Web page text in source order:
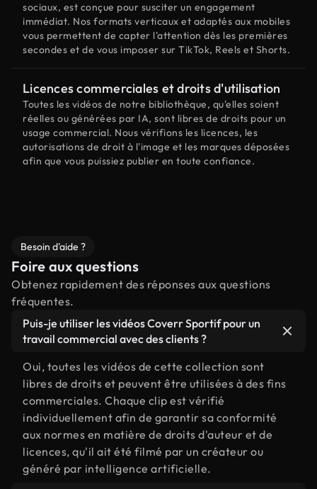
sociaux, est conçue pour susciter un engagement
immédiat. Nos formats verticaux et adaptés aux mobiles
vous permettent de capter l'attention dès les premières
secondes et de vous imposer sur TikTok, Reels et Shorts.
Licences commerciales et droits d'utilisation
Toutes les vidéos de notre bibliothèque, qu'elles soient
réelles ou générées par IA, sont libres de droits pour un
usage commercial. Nous vérifions les licences, les
autorisations de droit à l'image et les marques déposées
afin que vous puissiez publier en toute confiance.
Besoin d'aide ?
Foire aux questions
Obtenez rapidement des réponses aux questions
fréquentes.
Puis-je utiliser les vidéos Coverr Sportif pour un
travail commercial avec des clients ?
Oui, toutes les vidéos de cette collection sont
libres de droits et peuvent être utilisées à des fins
commerciales. Chaque clip est vérifié
individuellement afin de garantir sa conformité
aux normes en matière de droits d'auteur et de
licences, qu'il ait été filmé par un créateur ou
généré par intelligence artificielle.